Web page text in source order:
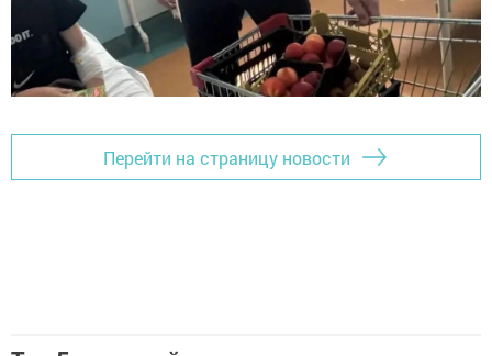
Перейти на страницу новости